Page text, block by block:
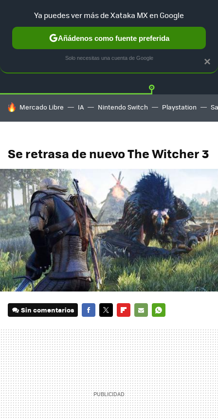
Twitter
HOY SE HABLA DE
Mercado Libre IA Nintendo Switch Playstation
Se retrasa de nuevo The Witcher 3
Sin comentarios
MAIL
×
Ya puedes ver más de Xataka MX en Google
Añádenos como fuente preferida
Solo necesitas una cuenta de Google